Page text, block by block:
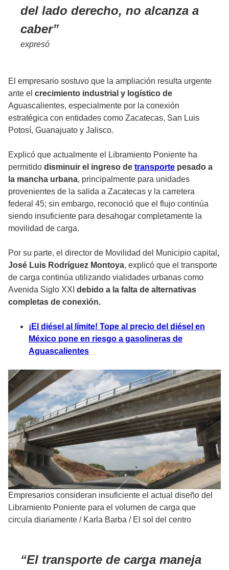
del lado derecho, no alcanza a
caber
expresó
El empresario sostuvo que la ampliación resulta urgente
ante el crecimiento industrial y logístico de
Aguascalientes, especialmente por la conexión
estratégica con entidades como Zacatecas, San Luis
Potosí, Guanajuato y Jalisco.
Explicó que actualmente el Libramiento Poniente ha
permitido disminuir el ingreso de transporte pesado a
la mancha urbana, principalmente para unidades
provenientes de la salida a Zacatecas y la carretera
federal 45; sin embargo, reconoció que el flujo continúa
siendo insuficiente para desahogar completamente la
movilidad de carga.
Por su parte, el director de Movilidad del Municipio capital ,
José Luis Rodríguez Montoya, explicó que el transporte
de carga continúa utilizando vialidades urbanas como
Avenida Siglo XXI debido a la falta de alternativas
completas de conexión.
¡El diésel al límite! Tope al precio del diésel en
México pone en riesgo a gasolineras de
Aguascalientes
Empresarios consideran insuficiente el actual diseño del
Libramiento Poniente para el volumen de carga que
circula diariamente / Karla Barba / El sol del centro
El transporte de carga maneja